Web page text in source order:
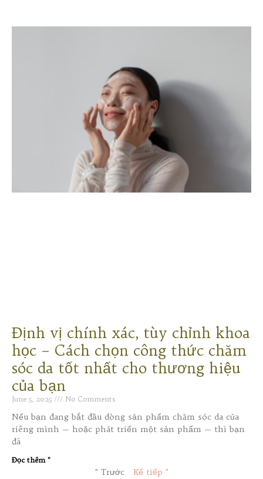
Định vị chính xác, tùy chỉnh khoa
học – Cách chọn công thức chăm
sóc da tốt nhất cho thương hiệu
của bạn
June 5, 2025 No Comments
Nếu bạn đang bắt đầu dòng sản phẩm chăm sóc da của
riêng mình — hoặc phát triển một sản phẩm — thì bạn
đã
Đọc thêm "
" Trước Kế tiếp "